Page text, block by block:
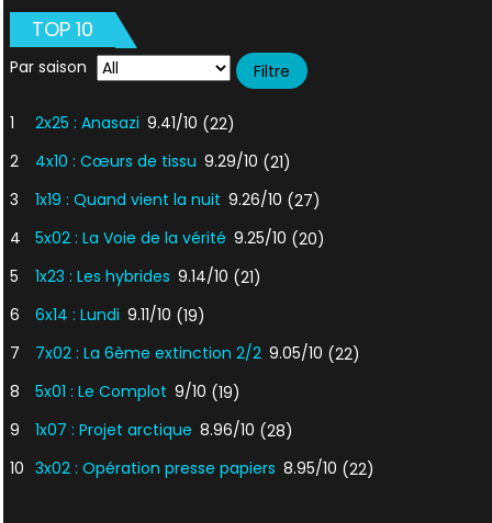
TOP 10
Par saison
1 2x25 : Anasazi 9.41/10 (22)
2
4x10 : Cœurs de tissu 9.29/10 (21)
3
1x19 : Quand vient la nuit 9.26/10 (27)
4
5x02 : La Voie de la vérité 9.25/10 (20)
5
1x23 : Les hybrides 9.14/10 (21)
6
6x14 : Lundi 9.11/10 (19)
7
7x02 : La 6ème extinction 2/2 9.05/10 (22)
8
5x01 : Le Complot 9/10 (19)
9
1x07 : Projet arctique 8.96/10 (28)
10 3x02 : Opération presse papiers 8.95/10 (22)